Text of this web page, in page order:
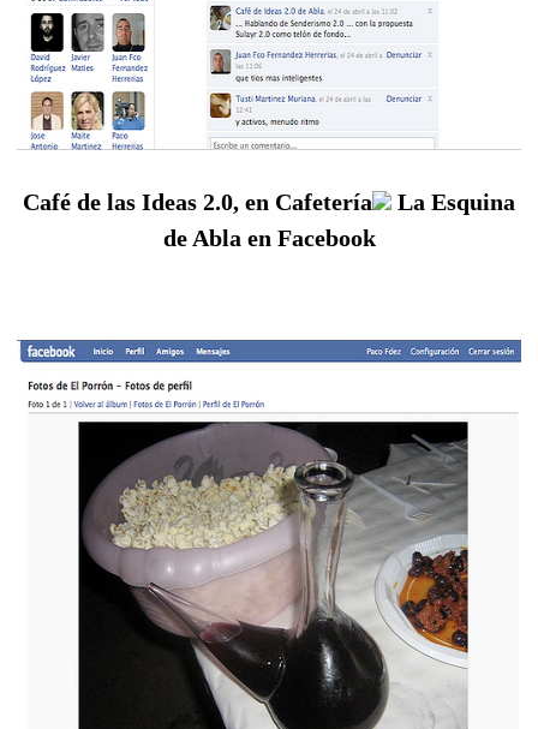
Café de las Ideas 2.0, en Cafetería
La Esquina
de Abla en Facebook